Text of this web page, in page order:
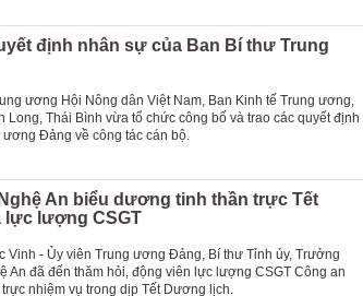
định nhân sự của Ban Bí thư Trung
ương Hội Nông dân Việt Nam, Ban Kinh tế Trung ương,
Long, Thái Bình vừa tổ chức công bố và trao các quyết định
Đảng về công tác cán bộ.
An biểu dương tinh thần trực Tết
lượng CSGT
Vinh - Ủy viên Trung ương Đảng, Bí thư Tỉnh ủy, Trưởng
An đã đến thăm hỏi, động viên lực lượng CSGT Công an
nhiệm vụ trong dịp Tết Dương lịch.